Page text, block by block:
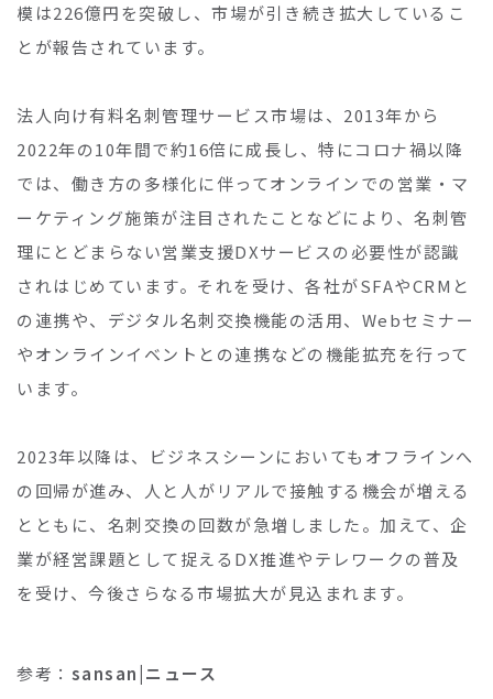
模は226億円を突破し、市場が引き続き拡大しているこ
とが報告されています。
法人向け有料名刺管理サービス市場は、2013年から
2022年の10年間で約16倍に成長し、特にコロナ禍以降
では、働き方の多様化に伴ってオンラインでの営業・マ
ーケティング施策が注目されたことなどにより、名刺管
理にとどまらない営業支援DXサービスの必要性が認識
されはじめています。それを受け、各社がSFAやCRMと
の連携や、デジタル名刺交換機能の活用、Webセミナー
やオンラインイベントとの連携などの機能拡充を行って
います。
2023年以降は、ビジネスシーンにおいてもオフラインへ
の回帰が進み、人と人がリアルで接触する機会が増える
とともに、名刺交換の回数が急増しました。加えて、企
業が経営課題として捉えるDX推進やテレワークの普及
を受け、今後さらなる市場拡大が見込まれます。
参考： sansan|ニュース